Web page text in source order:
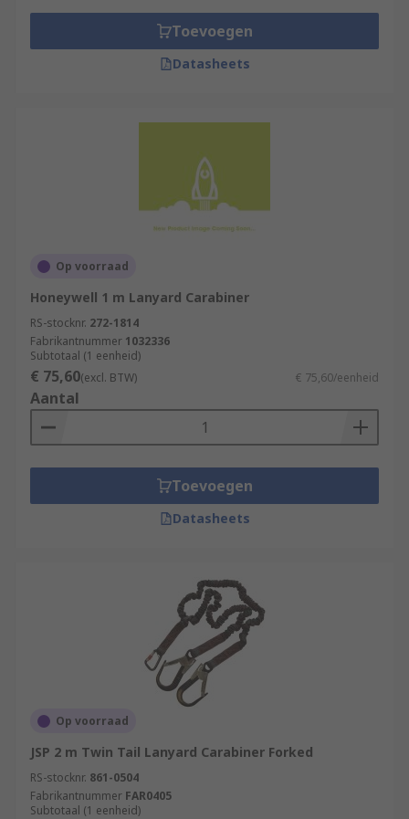
Toevoegen
Datasheets
Op voorraad
Honeywell 1 m Lanyard Carabiner
RS-stocknr. 272-1814
Fabrikantnummer 1032336
Subtotaal (1 eenheid)
€ 75,60(excl. BTW) € 75,60/eenheid
Aantal
Toevoegen
Datasheets
Op voorraad
JSP 2 m Twin Tail Lanyard Carabiner Forked
RS-stocknr. 861-0504
Fabrikantnummer FAR0405
Subtotaal (1 eenheid)